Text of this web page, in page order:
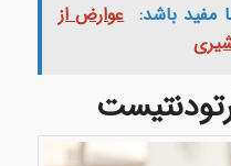
مفید باشد: عوارض از